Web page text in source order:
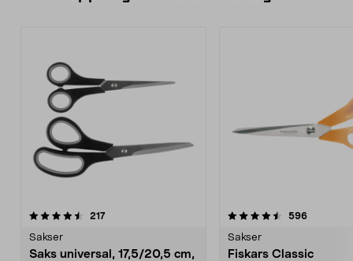
217anmeldelser
Sakser
Saks universal, 17,5/20,5 cm,
4.5 av 5 stjerner 596
Sakser
Fiskars Classic
4.5 av 5 stjerner